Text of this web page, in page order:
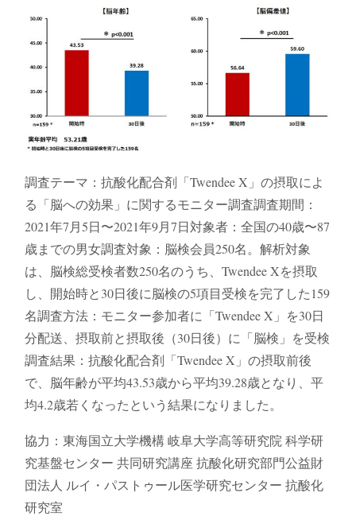
調査テーマ：抗酸化配合剤「Twendee X」の摂取によ
る「脳への効果」に関するモニター調査調査期間：
2021年7月5日〜2021年9月7日対象者：全国の40歳〜87
歳までの男女調査対象：脳検会員250名。解析対象
は、脳検総受検者数250名のうち、Twendee Xを摂取
し、開始時と30日後に脳検の5項目受検を完了した159
名調査方法：モニター参加者に「Twendee X」を30日
分配送、摂取前と摂取後（30日後）に「脳検」を受検
調査結果：抗酸化配合剤「Twendee X」の摂取前後
で、脳年齢が平均43.53歳から平均39.28歳となり、平
均4.2歳若くなったという結果になりました。
協力：東海国立大学機構 岐阜大学高等研究院 科学研
究基盤センター 共同研究講座 抗酸化研究部門公益財
団法人 ルイ・パストゥール医学研究センター 抗酸化
研究室